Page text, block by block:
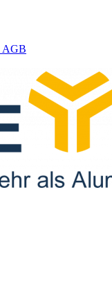
AGB